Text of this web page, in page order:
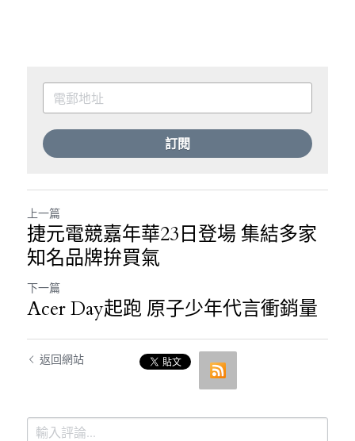
訂閱
上一篇
捷元電競嘉年華23日登場 集結多家
知名品牌拚買氣
下一篇
Acer Day起跑 原子少年代言衝銷量
返回網站